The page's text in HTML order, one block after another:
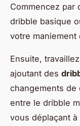
Commencez par
dribble basique
votre maniement
Ensuite,
ajoutant des
changements de
entre le dribble
vous déplaçant